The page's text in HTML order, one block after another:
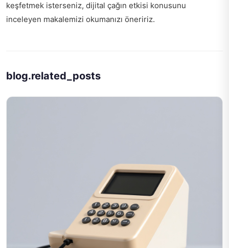
keşfetmek isterseniz, dijital çağın etkisi konusunu
inceleyen makalemizi okumanızı öneririz.
blog.related_posts